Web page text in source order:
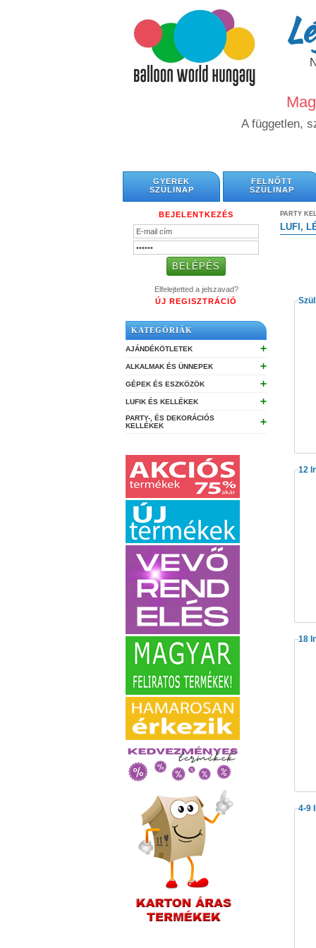
A független,
GYEREK
SZÜLINAP
FELNŐTT
SZÜLINAP
BEJELENTKEZÉS
Elfelejtetted a jelszavad?
ÚJ REGISZTRÁCIÓ
KATEGÓRIÁK
AJÁNDÉKÖTLETEK ➕
ALKALMAK ÉS ÜNNEPEK ➕
GÉPEK ÉS ESZKÖZÖK ➕
LUFIK ÉS KELLÉKEK ➕
PARTY-, ÉS DEKORÁCIÓS
KELLÉKEK
➕
PARTY
LUFI,
12
18
4-9